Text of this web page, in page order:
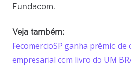
Fundacom.
Veja também:
FecomercioSP ganha prêmio de
empresarial com livro do UM